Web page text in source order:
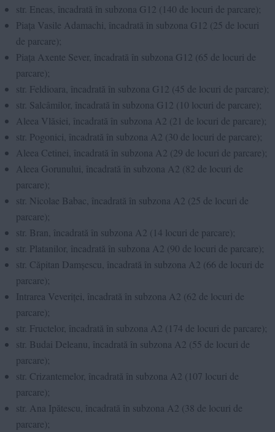
str. Eneas, încadrată în subzona G12 (140 de locuri de parcare);
Piața Vasile Adamachi, încadrată în subzona G12 (25 de locuri
de parcare);
Piața Axente Sever, încadrată în subzona G12 (65 de locuri de
parcare);
str. Feldioara, încadrată în subzona G12 (45 de locuri de parcare);
str. Salcâmilor, încadrată în subzona G12 (10 locuri de parcare);
Aleea Vlăsiei, încadrată în subzona A2 (21 de locuri de parcare);
str. Pogonici, încadrată în subzona A2 (30 de locuri de parcare);
Aleea Cetinei, încadrată în subzona A2 (29 de locuri de parcare);
Aleea Gorunului, încadrată în subzona A2 (82 de locuri de
parcare);
str. Nicolae Babac, încadrată în subzona A2 (25 de locuri de
parcare);
str. Bran, încadrată în subzona A2 (14 locuri de parcare);
str. Platanilor, încadrată în subzona A2 (90 de locuri de parcare);
str. Căpitan Damșescu, încadrată în subzona A2 (66 de locuri de
parcare);
Intrarea Veveriței, încadrată în subzona A2 (62 de locuri de
parcare);
str. Fructelor, încadrată în subzona A2 (174 de locuri de parcare);
str. Budai Deleanu, încadrată în subzona A2 (55 de locuri de
parcare);
str. Crizantemelor, încadrată în subzona A2 (107 locuri de
parcare);
str. Ana Ipătescu, încadrată în subzona A2 (38 de locuri de
parcare);